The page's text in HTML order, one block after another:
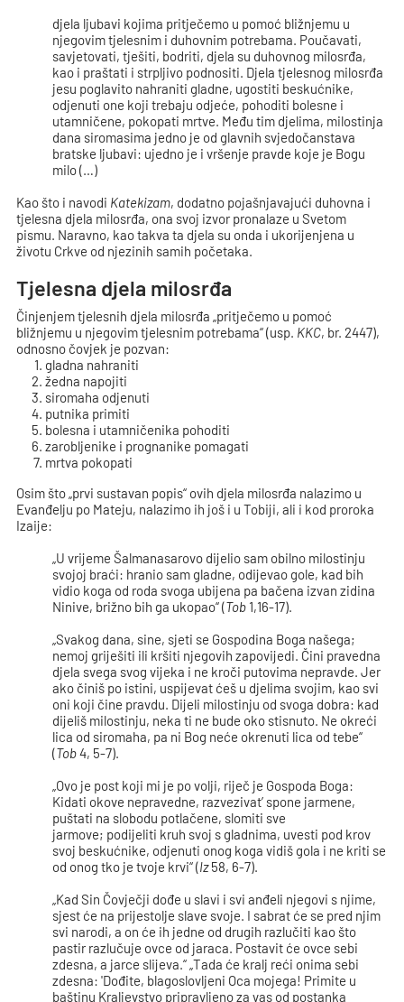
djela ljubavi kojima pritječemo u pomoć bližnjemu u
njegovim tjelesnim i duhovnim potrebama. Poučavati,
savjetovati, tješiti, bodriti, djela su duhovnog milosrđa,
kao i praštati i strpljivo podnositi. Djela tjelesnog milosrđa
jesu poglavito nahraniti gladne, ugostiti beskućnike,
odjenuti one koji trebaju odjeće, pohoditi bolesne i
utamničene, pokopati mrtve. Među tim djelima, milostinja
dana siromasima jedno je od glavnih svjedočanstava
bratske ljubavi: ujedno je i vršenje pravde koje je Bogu
milo (…)
Kao što i navodi Katekizam, dodatno pojašnjavajući duhovna i
tjelesna djela milosrđa, ona svoj izvor pronalaze u Svetom
pismu. Naravno, kao takva ta djela su onda i ukorijenjena u
životu Crkve od njezinih samih početaka.
Tjelesna djela milosrđa
Činjenjem tjelesnih djela milosrđa „pritječemo u pomoć
bližnjemu u njegovim tjelesnim potrebama“ (usp. KKC, br. 2447),
odnosno čovjek je pozvan:
gladna nahraniti
žedna napojiti
siromaha odjenuti
putnika primiti
bolesna i utamničenika pohoditi
zarobljenike i prognanike pomagati
mrtva pokopati
Osim što „prvi sustavan popis“ ovih djela milosrđa nalazimo u
Evanđelju po Mateju, nalazimo ih još i u Tobiji, ali i kod proroka
Izaije:
„U vrijeme Šalmanasarovo dijelio sam obilno milostinju
svojoj braći: hranio sam gladne, odijevao gole, kad bih
vidio koga od roda svoga ubijena pa bačena izvan zidina
Ninive, brižno bih ga ukopao“ (Tob 1,16-17).
„Svakog dana, sine, sjeti se Gospodina Boga našega;
nemoj griješiti ili kršiti njegovih zapovijedi. Čini pravedna
djela svega svog vijeka i ne kroči putovima nepravde. Jer
ako činiš po istini, uspijevat ćeš u djelima svojim, kao svi
oni koji čine pravdu. Dijeli milostinju od svoga dobra: kad
dijeliš milostinju, neka ti ne bude oko stisnuto. Ne okreći
lica od siromaha, pa ni Bog neće okrenuti lica od tebe“
(Tob4, 5-7).
„Ovo je post koji mi je po volji, riječ je Gospoda Boga:
Kidati okove nepravedne, razvezivat’ spone jarmene,
puštati na slobodu potlačene, slomiti sve
jarmove; podijeliti kruh svoj s gladnima, uvesti pod krov
svoj beskućnike, odjenuti onog koga vidiš gola i ne kriti se
od onog tko je tvoje krvi“ (Iz58, 6-7).
„Kad Sin Čovječji dođe u slavi i svi anđeli njegovi s njime,
sjest će na prijestolje slave svoje. I sabrat će se pred njim
svi narodi, a on će ih jedne od drugih razlučiti kao što
pastir razlučuje ovce od jaraca. Postavit će ovce sebi
zdesna, a jarce slijeva.“ „Tada će kralj reći onima sebi
zdesna: 'Dođite, blagoslovljeni Oca mojega! Primite u
baštinu Kraljevstvo pripravljeno za vas od postanka